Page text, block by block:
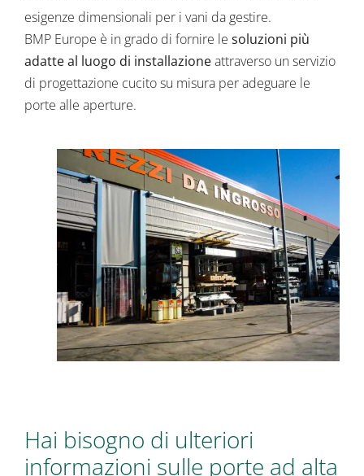
esigenze dimensionali per i vani da gestire.
BMP Europe è in grado di fornire le soluzioni più
adatte al luogo di installazioneattraverso un servizio
di progettazione cucito su misura per adeguare le
porte alle aperture.
Hai bisogno di ulteriori
informazioni sulle porte ad alta